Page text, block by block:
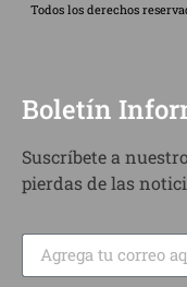
Todos los derechos
Boletín
Suscríbete a
pierdas de las